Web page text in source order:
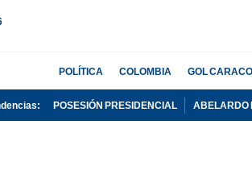
POLÍTICA COLOMBIA GOL
POSESIÓN PRESIDENCIAL ABELARDO